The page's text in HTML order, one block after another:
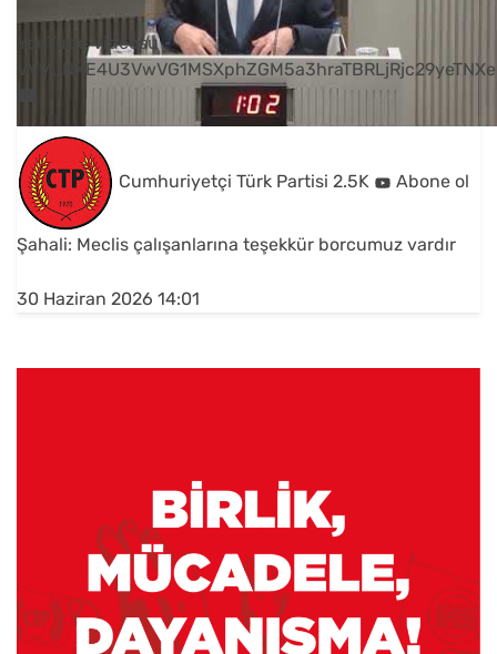
YouTube Videosu
Cumhuriyetçi Türk Partisi 2.5K Abone ol
Şahali: Meclis çalışanlarına teşekkür borcumuz vardır
30 Haziran 2026 14:01